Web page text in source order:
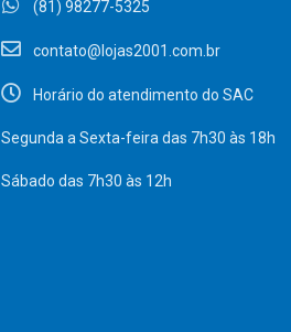
(81) 98277-5325
contato@lojas2001.com.br
Horário do atendimento do SAC
Segunda a Sexta-feira das 7h30 às 18h
Sábado das 7h30 às 12h